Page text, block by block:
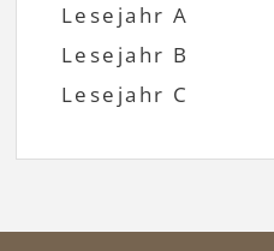
Lesejahr A
Lesejahr B
Lesejahr C